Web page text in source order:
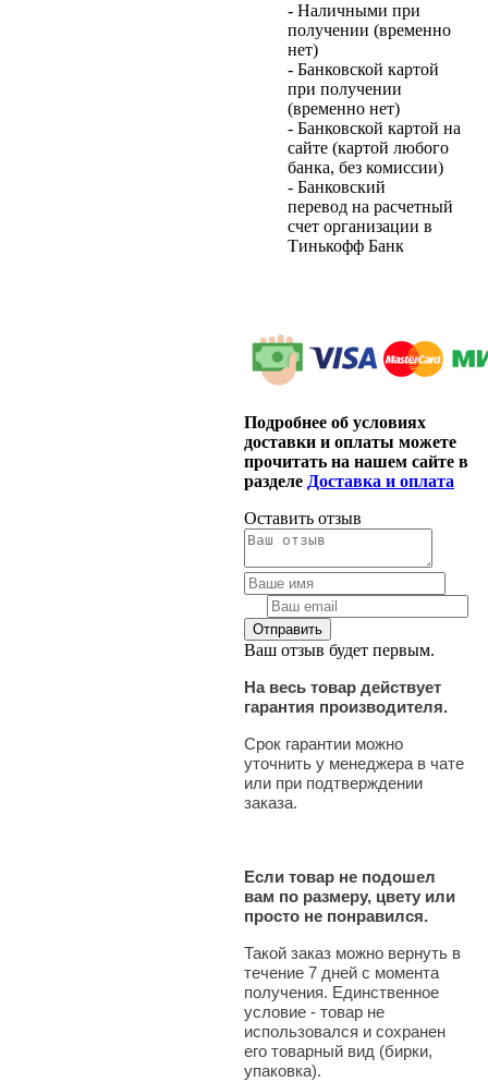
- Наличными при
получении (временно
нет)
- Банковской картой
при получении
(временно нет)
- Банковской картой на
сайте (картой любого
банка, без комиссии)
- Банковский
перевод на расчетный
счет организации в
Тинькофф Банк
Подробнее об условиях
доставки и оплаты можете
прочитать на нашем сайте в
разделе Доставка и оплата
Оставить отзыв
Ваш отзыв будет первым.
На весь товар действует
гарантия производителя.
Срок гарантии можно
уточнить у менеджера в чате
или при подтверждении
заказа.
Если товар не подошел
вам по размеру, цвету или
просто не понравился.
Такой заказ можно вернуть в
течение 7 дней с момента
получения. Единственное
условие - товар не
использовался и сохранен
его товарный вид (бирки,
упаковка).